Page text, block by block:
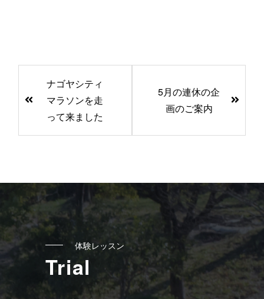
の
の
リ
ン
ク
ナゴヤシティ
マラソンを走
って来ました
5月の連休の企
画のご案内
体験レッスン
Trial